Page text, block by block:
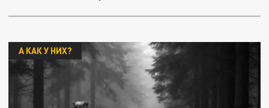
А КАК У НИХ?